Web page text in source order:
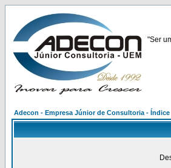
"Ser
Adecon - Empresa Júnior de Consultoria - Índice